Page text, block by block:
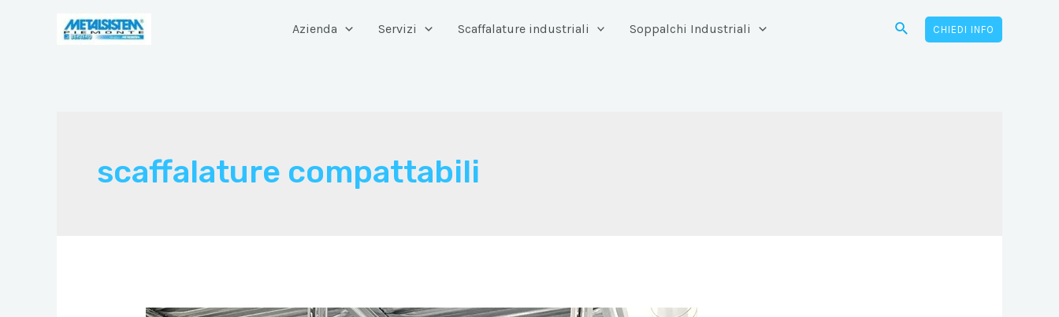
Azienda Servizi Scaffalature industriali Soppalchi Industriali Cerca CHIEDI INFO
scaffalature compattabili